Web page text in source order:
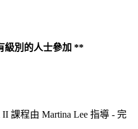
級別的人士參加 **
課程由 Martina Lee 指導 - 完